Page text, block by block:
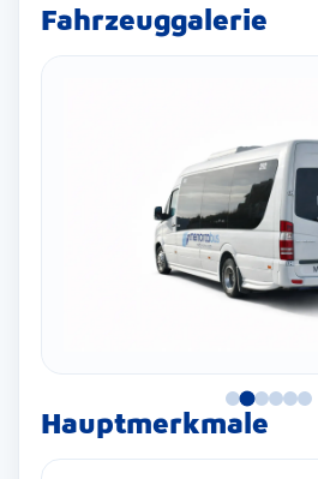
Fahrzeuggalerie
Hauptmerkmale